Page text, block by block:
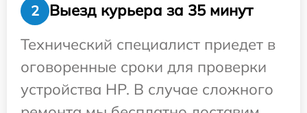
2
Выезд курьера за 35 минут
Технический специалист приедет в
оговоренные сроки для проверки
устройства HP. В случае сложного